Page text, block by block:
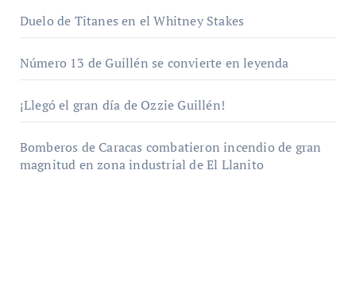
Duelo de Titanes en el Whitney Stakes
Número 13 de Guillén se convierte en leyenda
¡Llegó el gran día de Ozzie Guillén!
Bomberos de Caracas combatieron incendio de gran
magnitud en zona industrial de El Llanito